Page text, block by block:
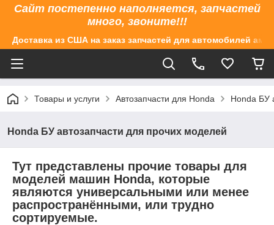
Сайт постепенно наполняется, запчастей
много, звоните!!!
Доставка из США на заказ запчастей для автомобилей
Товары и услуги Автозапчасти для Honda Honda БУ
Honda БУ автозапчасти для прочих моделей
Тут представлены прочие товары для
моделей машин Honda, которые
являются универсальными или менее
распространёнными, или трудно
сортируемые.